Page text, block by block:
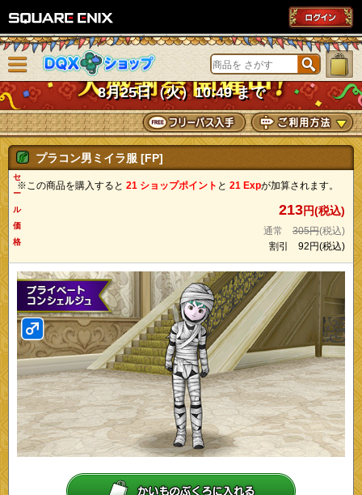
DQXショップ
8月25日（火）10:49 まで
ニューを閉じる
プラコン男ミイラ服 [FP]
※この商品を購入すると 21 ショップポイント と 21 Expが加算されます。
セ
ー
ル
価
格
213円(税込)
通常 305円(税込)
割引 92円(税込)